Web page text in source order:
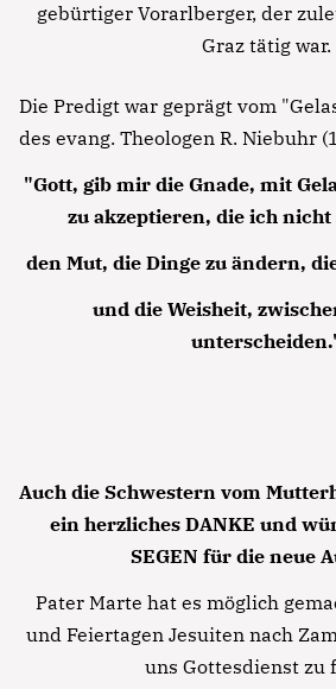
gebürtiger Vorarlberger, der
Graz tätig war.
Die Predigt war geprägt vom
des evang. Theologen R. Niebuhr
"Gott, gib mir die Gnade, mit
zu akzeptieren, die ich
den Mut, die Dinge zu ändern,
und die Weisheit,
Auch die Schwestern vom
ein herzliches DANKE und
SEGEN für die neue
Pater Marte hat es möglich
und Feiertagen Jesuiten nach
uns Gottesdienst zu
Notfall
minim veniam, quis nostrud
laboris nisi ut aliquip ex ea
Lorem ipsum dolor sit amet
Lorem ipsum dolor sit amet,
adipisicing elit, sed do
ut labore et dolore magna